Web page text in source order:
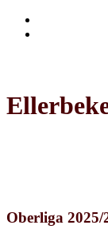
Oberliga 2025/